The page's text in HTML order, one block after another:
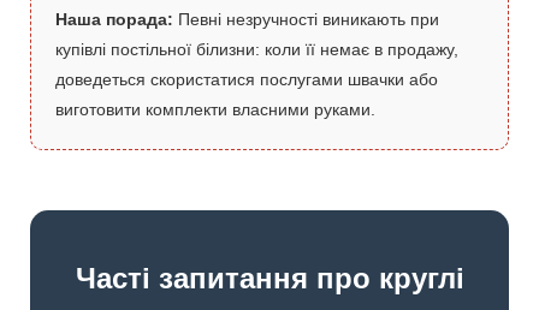
Наша порада: Певні незручності виникають при
купівлі постільної білизни: коли її немає в продажу,
доведеться скористатися послугами швачки або
виготовити комплекти власними руками.
Часті запитання про круглі